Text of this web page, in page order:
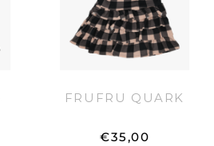
FRUFRU QUARK
€35,00